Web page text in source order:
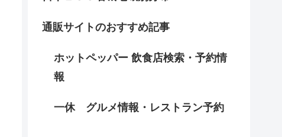
通販サイトのおすすめ記事
ホットペッパー 飲食店検索・予約情
報
一休 グルメ情報・レストラン予約